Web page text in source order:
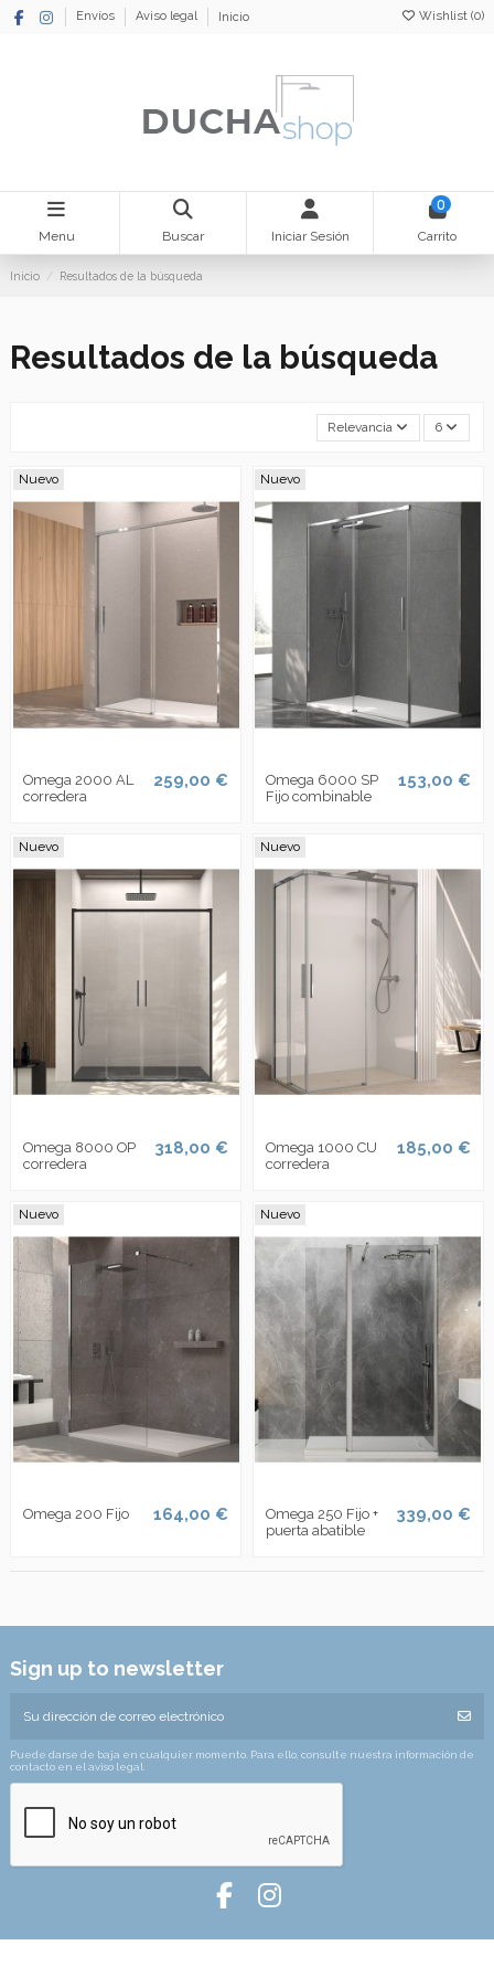
Envíos Aviso legal Inicio Wishlist (0)
Menu Buscar Iniciar Sesión
0
Carrito
Inicio Resultados de la búsqueda
Resultados de la búsqueda
Relevancia 6
Nuevo
Omega 2000 AL
corredera
259,00 €
Nuevo
Omega 6000 SP
Fijo combinable
153,00 €
Nuevo
Omega 8000 OP
corredera
318,00 €
Nuevo
Omega 1000 CU
corredera
185,00 €
Nuevo
Omega 200 Fijo 164,00 €
Nuevo
Omega 250 Fijo +
puerta abatible
339,00 €
Sign up to newsletter
Puede darse de baja en cualquier momento. Para ello, consulte nuestra información de
contacto en el aviso legal.